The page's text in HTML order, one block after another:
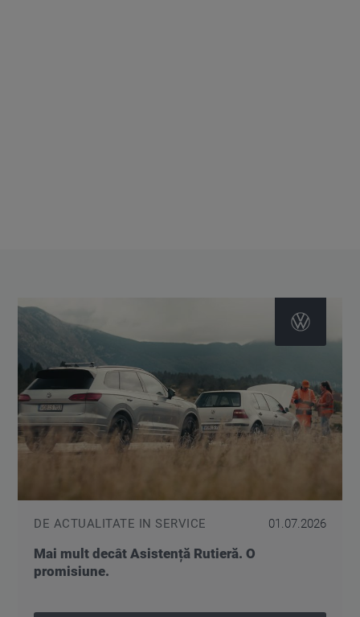
DE ACTUALITATE IN SERVICE 01.07.2026
Mai mult decât Asistență Rutieră. O
promisiune.